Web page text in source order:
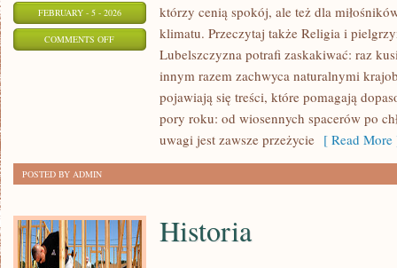
FEBRUARY - 5 - 2026
COMMENTS OFFON
LUBELSKIE
którzy cenią spokój, ale też dla
klimatu. Przeczytaj także Religia i
Lubelszczyzna potrafi zaskakiwać: raz
innym razem zachwyca naturalnymi
pojawiają się treści, które pomagają
pory roku: od wiosennych spacerów po
uwagi jest zawsze przeżycie [ Read More
POSTED BY ADMIN
Historia